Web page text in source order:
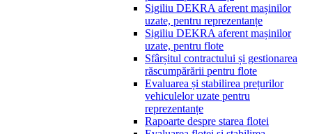
Sigiliu DEKRA aferent mașinilor
uzate, pentru reprezentanțe
Sigiliu DEKRA aferent mașinilor
uzate, pentru flote
Sfârșitul contractului și gestionarea
răscumpărării pentru flote
Evaluarea și stabilirea prețurilor
vehiculelor uzate pentru
reprezentanțe
Rapoarte despre starea flotei